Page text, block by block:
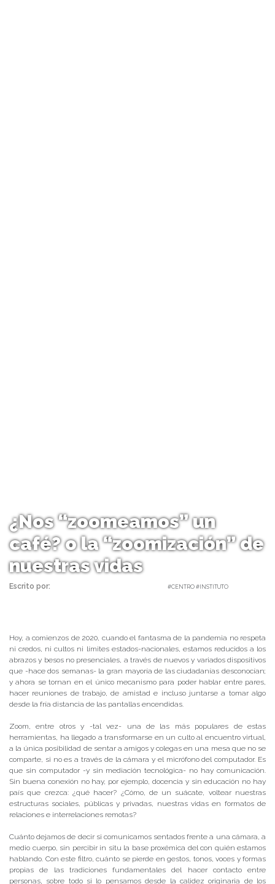
¿Nos “zoomeamos” un
café? o la “zoomización” de
nuestras vidas
Escrito por: #CENTRO #INSTITUTO
Hoy, a comienzos de 2020, cuando el fantasma de la pandemia no respeta
ni credos, ni cultos ni límites estados-nacionales, estamos reducidos a los
abrazos y besos no presenciales, a través de nuevos y variados dispositivos
que -hace dos semanas- la gran mayoría de las ciudadanías desconocían;
y ahora se tornan en el único mecanismo para poder hablar entre pares,
hacer reuniones de trabajo, de amistad e incluso juntarse a tomar algo
desde la fría distancia de las pantallas encendidas.
Zoom, entre otros y -tal vez- una de las más populares de estas
herramientas, ha llegado a transformarse en un culto al encuentro virtual,
a la única posibilidad de sentar a amigos y colegas en una mesa que no se
comparte, si no es a través de la cámara y el micrófono del computador. Es
que sin computador -y sin mediación tecnológica- no hay comunicación.
Sin buena conexión no hay, por ejemplo, docencia y sin educación no hay
país que crezca: ¿qué hacer? ¿Cómo, de un suácate, voltear nuestras
estructuras sociales, públicas y privadas, nuestras vidas en formatos de
relaciones e interrelaciones remotas?
Cuánto dejamos de decir si comunicamos sentados frente a una cámara, a
medio cuerpo, sin percibir in situ la base proxémica del con quién estamos
hablando. Con este filtro, cuánto se pierde en gestos, tonos, voces y formas
propias de las tradiciones fundamentales del hacer contacto entre
personas, sobre todo si lo pensamos desde la calidez originaria de los